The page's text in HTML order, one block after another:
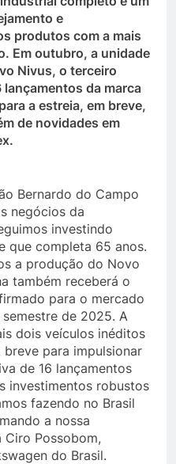
e
produtos com a mais
Em outubro, a unidade
Nivus, o terceiro
da marca
a estreia, em breve,
de novidades em
Bernardo do Campo
negócios da
investindo
que completa 65 anos.
a produção do Novo
também receberá o
para o mercado
de 2025. A
dois veículos inéditos
para impulsionar
de 16 lançamentos
investimentos robustos
fazendo no Brasil
a nossa
Ciro Possobom,
do Brasil.